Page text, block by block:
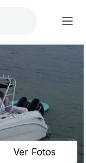
Ver Fotos